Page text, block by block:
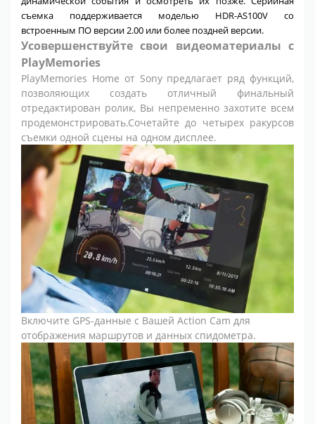
съемка поддерживается моделью HDR-AS100V со
встроенным ПО версии 2.00 или более поздней версии.
Усовершенствуйте свои видеоматериалы с
PlayMemories
PlayMemories Home от Sony предлагает ряд функций,
позволяющих создать отличный финальный
отредактирован ролик, Вы непременно захотите всем
продемонстрировать.Сочетайте до четырех ракурсов
съемки одной сцены на одном дисплее.
Включите GPS-данные с Вашей Action Cam для
отображения маршрутов и данных спидометра.